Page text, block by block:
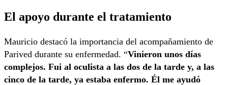
El apoyo durante el tratamiento
Mauricio destacó la importancia del acompañamiento de
Parived durante su enfermedad. “Vinieron unos días
complejos. Fui al oculista a las dos de la tarde y, a las
cinco de la tarde, ya estaba enfermo. Él me ayudó